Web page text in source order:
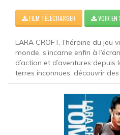
FILM TÉLÉCHARGER VOIR EN
LARA CROFT, l’héroïne du jeu
monde, s’incarne enfin à
d’action et d’aventures
terres inconnues, découvrir des